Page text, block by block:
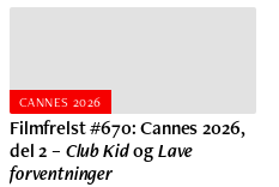
CANNES 2026
Filmfrelst #670: Cannes 2026,
del 2 – Club KidogLave
forventninger